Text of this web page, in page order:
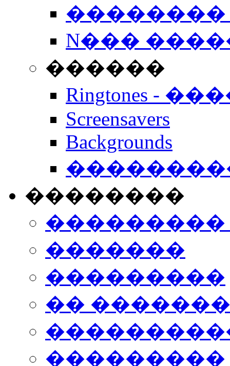
��������
N���
������
Ringtones -
Screensavers
Backgrounds
��������
���������
�������
���������
��
���������